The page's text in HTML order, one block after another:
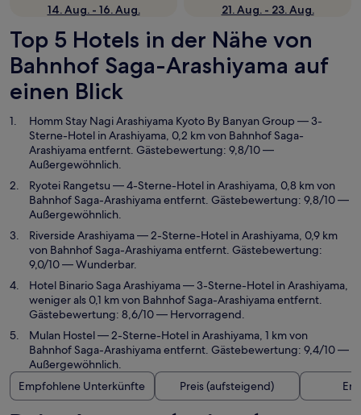
14. Aug. - 16. Aug.
21. Aug. - 23. Aug.
Top 5 Hotels in der Nähe von
Bahnhof Saga-Arashiyama auf
einen Blick
Homm Stay Nagi Arashiyama Kyoto By Banyan Group — 3-
Sterne-Hotel in Arashiyama, 0,2 km von Bahnhof Saga-
Arashiyama entfernt. Gästebewertung: 9,8/10 —
Außergewöhnlich.
Ryotei Rangetsu — 4-Sterne-Hotel in Arashiyama, 0,8 km von
Bahnhof Saga-Arashiyama entfernt. Gästebewertung: 9,8/10 —
Außergewöhnlich.
Riverside Arashiyama— 2-Sterne-Hotel in Arashiyama, 0,9 km
von Bahnhof Saga-Arashiyama entfernt. Gästebewertung:
9,0/10 — Wunderbar.
Hotel Binario Saga Arashiyama— 3-Sterne-Hotel in Arashiyama,
weniger als 0,1 km von Bahnhof Saga-Arashiyama entfernt.
Gästebewertung: 8,6/10 — Hervorragend.
Mulan Hostel— 2-Sterne-Hotel in Arashiyama, 1 km von
Bahnhof Saga-Arashiyama entfernt. Gästebewertung: 9,4/10 —
Außergewöhnlich.
Empfohlene Unterkünfte
Preis (aufsteigend)